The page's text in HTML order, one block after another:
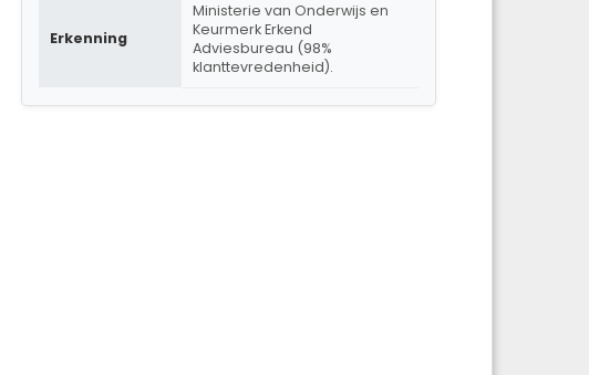
Erkenning
Ministerie van Onderwijs en
Keurmerk Erkend
Adviesbureau (98%
klanttevredenheid).